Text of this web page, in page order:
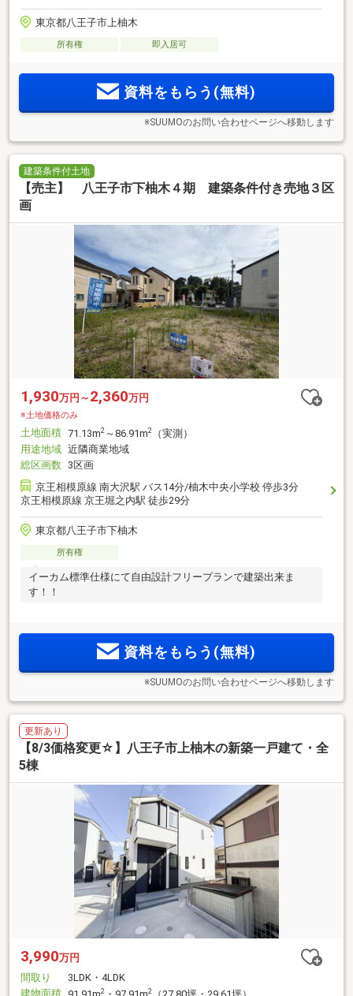
東京都八王子市上柚木
所有権 即入居可
資料をもらう(無料)
※SUUMOのお問い合わせページへ移動します
建築条件付土地
【売主】 八王子市下柚木４期 建築条件付き売地３区
画
1,930万円～ 2,360万円
※土地価格のみ
土地面積 71.13m2 ～86.91m2
（実測）
用途地域 近隣商業地域
総区画数 3区画
京王相模原線 南大沢駅 バス14分/柚木中央小学校 停歩3分
京王相模原線 京王堀之内駅 徒歩29分
東京都八王子市下柚木
所有権
イーカム標準仕様にて自由設計フリープランで建築出来ま
す！！
資料をもらう(無料)
※SUUMOのお問い合わせページへ移動します
更新あり
【8/3価格変更☆】八王子市上柚木の新築一戸建て・全
5棟
3,990万円
間取り
3LDK・4LDK
建物面積
2 2